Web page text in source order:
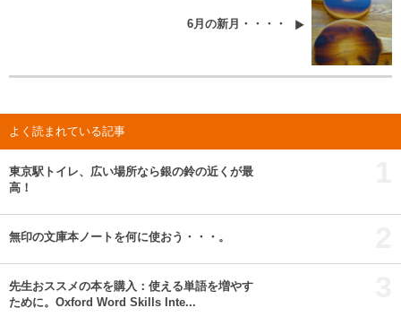
6月の新月・・・・
よく読まれている記事
東京駅トイレ、広い場所なら銀の鈴の近くが最
高！
無印の文庫本ノートを何に使おう・・・。
先生おススメの本を購入：使える単語を増やす
ために。Oxford Word Skills Inte...